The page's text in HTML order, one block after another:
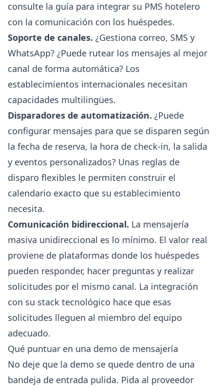
consulte la guía para integrar su PMS hotelero
con la comunicación con los huéspedes.
Soporte de canales. ¿Gestiona correo, SMS y
WhatsApp? ¿Puede rutear los mensajes al mejor
canal de forma automática? Los
establecimientos internacionales necesitan
capacidades multilingües.
Disparadores de automatización. ¿Puede
configurar mensajes para que se disparen según
la fecha de reserva, la hora de check-in, la salida
y eventos personalizados? Unas reglas de
disparo flexibles le permiten construir el
calendario exacto que su establecimiento
necesita.
Comunicación bidireccional. La mensajería
masiva unidireccional es lo mínimo. El valor real
proviene de plataformas donde los huéspedes
pueden responder, hacer preguntas y realizar
solicitudes por el mismo canal. La integración
con su stack tecnológico hace que esas
solicitudes lleguen al miembro del equipo
adecuado.
Qué puntuar en una demo de mensajería
No deje que la demo se quede dentro de una
bandeja de entrada pulida. Pida al proveedor